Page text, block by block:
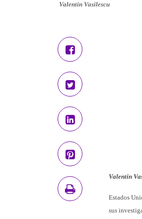
Valentin Vasilescu
Valentin
Estados
sus